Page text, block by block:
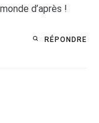
d’après !
RÉPONDRE